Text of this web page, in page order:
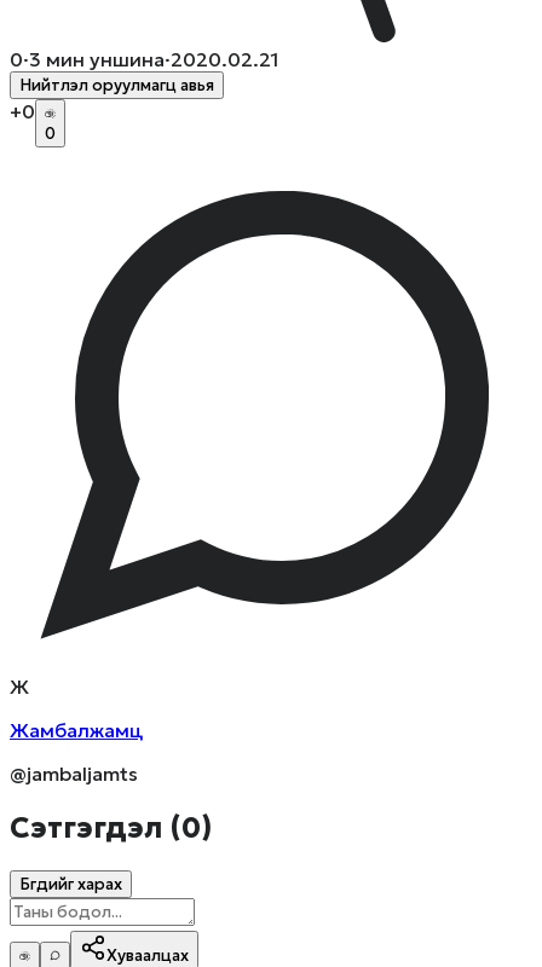
0·3 мин уншина·2020.02.21
Нийтлэл оруулмагц авья
+0
0
Ж
Жамбалжамц
@jambaljamts
Сэтгэгдэл (0)
Бүгдийг харах
Хуваалцах